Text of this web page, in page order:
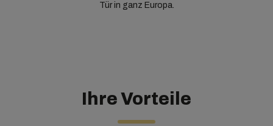
Tür in ganz Europa.
Ihre Vorteile